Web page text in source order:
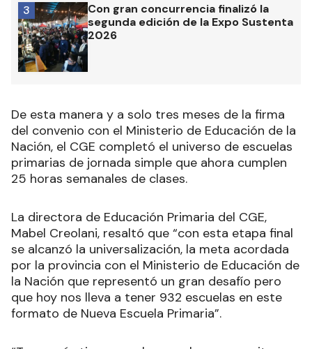
Con gran concurrencia finalizó la
segunda edición de la Expo Sustenta
2026
3
De esta manera y a solo tres meses de la firma
del convenio con el Ministerio de Educación de la
Nación, el CGE completó el universo de escuelas
primarias de jornada simple que ahora cumplen
25 horas semanales de clases.
La directora de Educación Primaria del CGE,
Mabel Creolani, resaltó que “con esta etapa final
se alcanzó la universalización, la meta acordada
por la provincia con el Ministerio de Educación de
la Nación que representó un gran desafío pero
que hoy nos lleva a tener 932 escuelas en este
formato de Nueva Escuela Primaria”.